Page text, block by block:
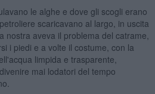
le alghe e dove gli scogli erano
scaricavano al largo, in uscita
nostra aveva il problema del catrame,
i piedi e a volte il costume, con la
limpida e trasparente,
mai lodatori del tempo